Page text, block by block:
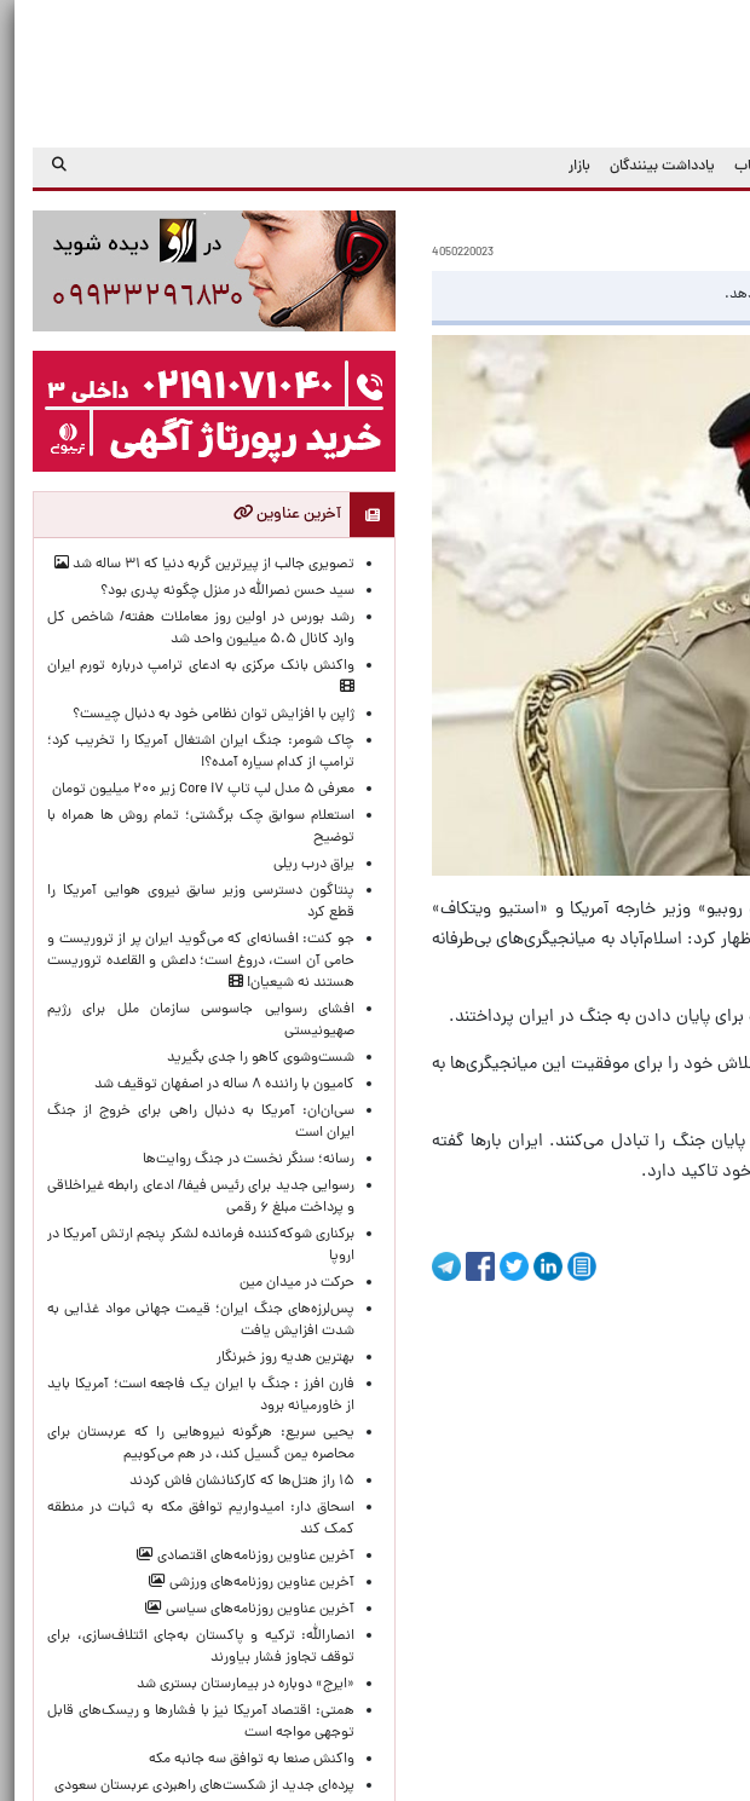
یادداشت بینندگان بازار
4050220023
وزیر خارجه آمریکا و «استیو ویتکاف»
کرد: اسلام‌آباد به میانجیگری‌های بی‌طرفانه
پایان دادن به جنگ در ایران پرداختند.
خود را برای موفقیت این میانجیگری‌ها به
جنگ را تبادل می‌کنند. ایران بارها گفته
تاکید دارد.
آخرین عناوین
تصویری جالب از پیرترین گربه دنیا که ۳۱ ساله شد
سید حسن نصرالله در منزل چگونه پدری بود؟
رشد بورس در اولین روز معاملات هفته/ شاخص کل
وارد کانال ۵.۵ میلیون واحد شد
واکنش بانک مرکزی به ادعای ترامپ درباره تورم ایران
ژاپن با افزایش توان نظامی خود به دنبال چیست؟
چاک شومر: جنگ ایران اشتغال آمریکا را تخریب کرد؛
ترامپ از کدام سیاره آمده؟!
معرفی ۵ مدل لپ تاپ Core i۷ زیر ۲۰۰ میلیون تومان
استعلام سوابق چک برگشتی؛ تمام روش ها همراه با
توضیح
یراق درب ریلی
پنتاگون دسترسی وزیر سابق نیروی هوایی آمریکا را
قطع کرد
جو کنت: افسانه‌ای که می‌گوید ایران پر از تروریست و
حامی آن است، دروغ است؛ داعش و القاعده تروریست
هستند نه شیعیان!
افشای رسوایی جاسوسی سازمان ملل برای رژیم
صهیونیستی
شست‌وشوی کاهو را جدی بگیرید
کامیون با راننده ۸ ساله در اصفهان توقیف شد
سی‌ان‌ان: آمریکا به دنبال راهی برای خروج از جنگ
ایران است
رسانه؛ سنگر نخست در جنگ روایت‌ها
رسوایی جدید برای رئیس فیفا/ ادعای رابطه غیراخلاقی
و پرداخت مبلغ ۶ رقمی
برکناری شوکه‌کننده فرمانده لشکر پنجم ارتش آمریکا در
اروپا
حركت در ميدان مين
پس‌لرزه‌های جنگ ایران؛ قیمت جهانی مواد غذایی به
شدت افزایش یافت
بهترین هدیه روز خبرنگار
فارن افرز : جنگ با ایران یک فاجعه است؛ آمریکا باید
از خاورمیانه برود
یحیی سریع: هرگونه نیروهایی را که عربستان برای
محاصره یمن گسیل کند، در هم می‌کوبیم
۱۵ راز هتل‌ها که کارکنانشان فاش کردند
اسحاق دار: امیدواریم توافق مکه به ثبات در منطقه
کمک کند
آخرین عناوین روزنامه‌های اقتصادی
آخرین عناوین روزنامه‌های ورزشی
آخرین عناوین روزنامه‌های سیاسی
انصارالله: ترکیه و پاکستان به‌جای ائتلاف‌سازی، برای
توقف تجاوز فشار بیاورند
«ایرج» دوباره در بیمارستان بستری شد
همتی: اقتصاد آمریکا نیز با فشارها و ریسک‌های قابل
توجهی مواجه است
واکنش صنعا به توافق سه جانبه مکه
پرده‌ای جدید از شکست‌های راهبردی عربستان سعودی